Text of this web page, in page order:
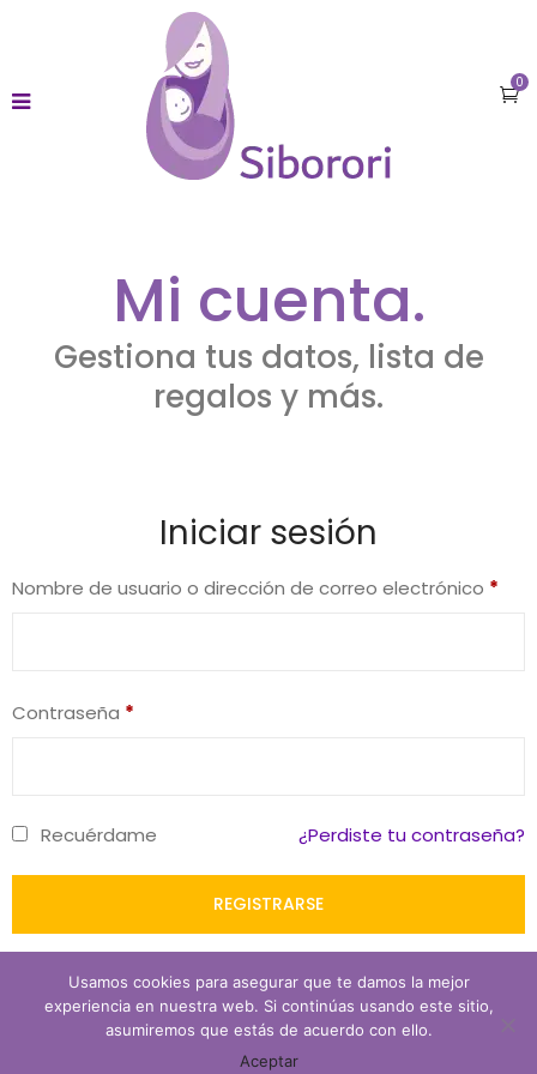
bonusu veren siteler
0
Mi cuenta.
Gestiona tus datos, lista de
regalos y más.
Iniciar sesión
Nombre de usuario o dirección de correo electrónico *
Contraseña *
Recuérdame ¿Perdiste tu contraseña?
O CREAR UNA CUENTA
Usamos cookies para asegurar que te damos la mejor
experiencia en nuestra web. Si continúas usando este sitio,
asumiremos que estás de acuerdo con ello.
Aceptar